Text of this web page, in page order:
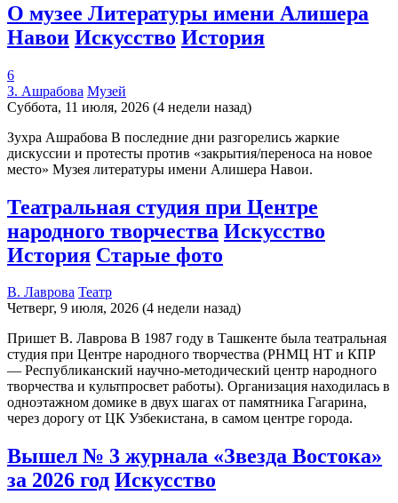
О музее Литературы имени Алишера
Навои Искусство История
6
З. Ашрабова Музей
Суббота, 11 июля, 2026 (4 недели назад)
Зухра Ашрабова В последние дни разгорелись жаркие
дискуссии и протесты против «закрытия/переноса на новое
место» Музея литературы имени Алишера Навои.
Театральная студия при Центре
народного творчества Искусство
История Старые фото
В. Лаврова Театр
Четверг, 9 июля, 2026 (4 недели назад)
Пришет В. Лаврова В 1987 году в Ташкенте была театральная
студия при Центре народного творчества (РНМЦ НТ и КПР
— Республиканский научно-методический центр народного
творчества и культпросвет работы). Организация находилась в
одноэтажном домике в двух шагах от памятника Гагарина,
через дорогу от ЦК Узбекистана, в самом центре города.
Вышел № 3 журнала «Звезда Востока»
за 2026 год Искусство